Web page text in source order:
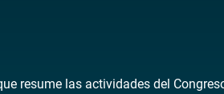
resume las actividades del